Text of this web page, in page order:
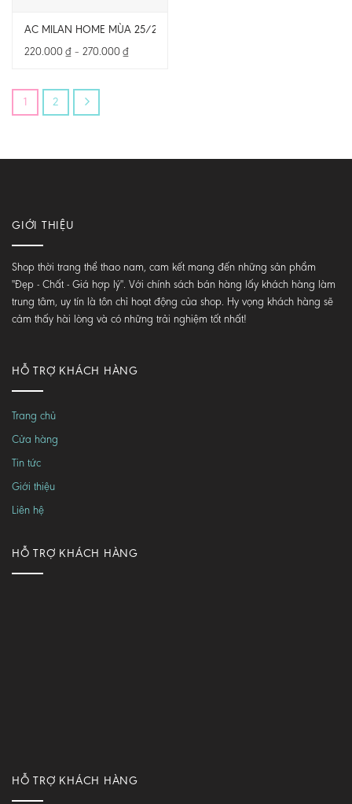
AC MILAN HOME MÙA 25/26 – BẢN FAN – CẢ BỘ
220.000₫ – 270.000₫Khoảng
1 2
GIỚI THIỆU
Shop thời trang thể thao nam, cam kết mang đến những sản phẩm
"Đẹp - Chất - Giá hợp lý". Với chính sách bán hàng lấy khách hàng làm
trung tâm, uy tín là tôn chỉ hoạt động của shop. Hy vọng khách hàng sẽ
cảm thấy hài lòng và có những trải nghiệm tốt nhất!
HỖ TRỢ KHÁCH HÀNG
Trang chủ
Cửa hàng
Tin tức
Giới thiệu
Liên hệ
HỖ TRỢ KHÁCH HÀNG
HỖ TRỢ KHÁCH HÀNG